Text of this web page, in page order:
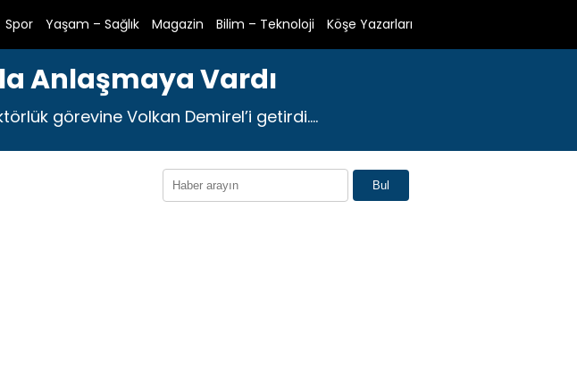
Spor Yaşam – Sağlık Magazin Bilim – Teknoloji Köşe Yazarları
Anlaşmaya Vardı
görevine Volkan Demirel’i getirdi....
Bul